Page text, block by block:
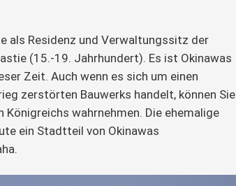
als Residenz und Verwaltungssitz der
(15.-19. Jahrhundert). Es ist Okinawas
Zeit. Auch wenn es sich um einen
zerstörten Bauwerks handelt, können Sie
Königreichs wahrnehmen. Die ehemalige
ein Stadtteil von Okinawas